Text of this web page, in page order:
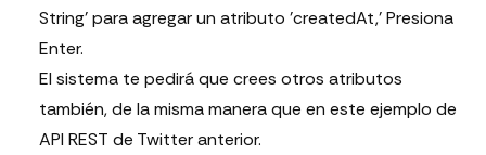
String' para agregar un atributo 'createdAt,' Presiona
Enter.
El sistema te pedirá que crees otros atributos
también, de la misma manera que en este ejemplo de
API REST de Twitter anterior.